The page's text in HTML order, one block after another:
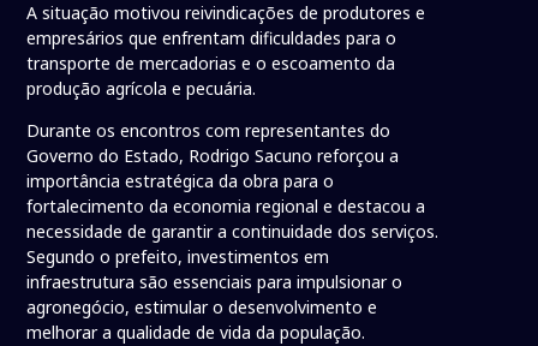
A situação motivou reivindicações de produtores e
empresários que enfrentam dificuldades para o
transporte de mercadorias e o escoamento da
produção agrícola e pecuária.
Durante os encontros com representantes do
Governo do Estado, Rodrigo Sacuno reforçou a
importância estratégica da obra para o
fortalecimento da economia regional e destacou a
necessidade de garantir a continuidade dos serviços.
Segundo o prefeito, investimentos em
infraestrutura são essenciais para impulsionar o
agronegócio, estimular o desenvolvimento e
melhorar a qualidade de vida da população.